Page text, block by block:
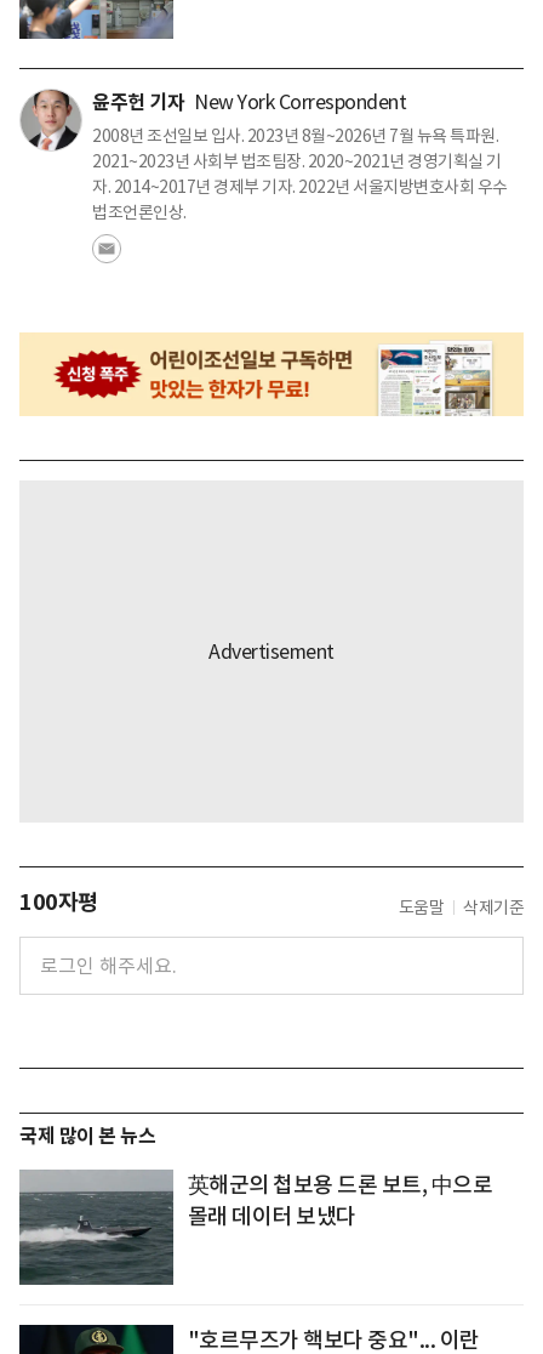
윤주헌 기자 New York Correspondent
2008년 조선일보 입사. 2023년 8월~2026년 7월 뉴욕 특파원.
2021~2023년 사회부 법조팀장. 2020~2021년 경영기획실 기
자. 2014~2017년 경제부 기자. 2022년 서울지방변호사회 우수
법조언론인상.
100자평 도움말 삭제기준
국제 많이 본 뉴스
英해군의 첩보용 드론 보트, 中으로
몰래 데이터 보냈다
"호르무즈가 핵보다 중요"... 이란